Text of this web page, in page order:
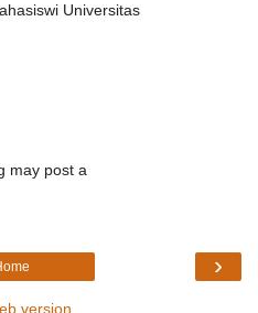
Universitas
may post a
›
version